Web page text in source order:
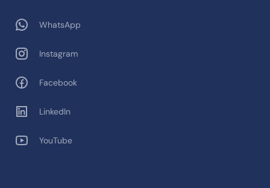
WhatsApp
Instagram
Facebook
LinkedIn
YouTube